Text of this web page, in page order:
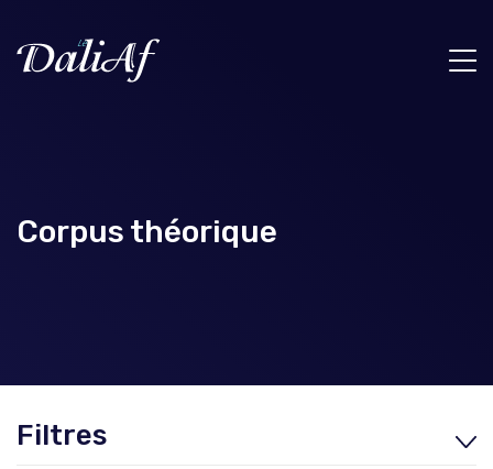
Corpus théorique
Filtres